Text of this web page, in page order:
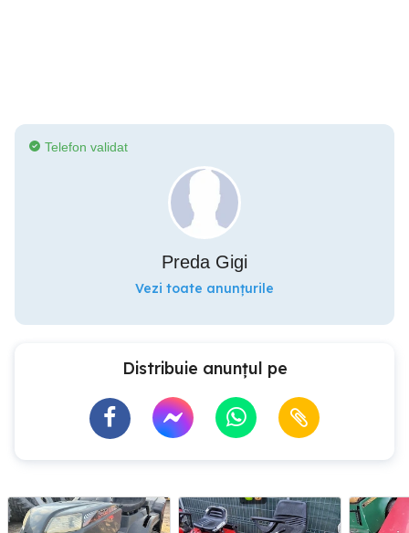
Telefon validat
Preda Gigi
Vezi toate anunțurile
Distribuie anunțul pe